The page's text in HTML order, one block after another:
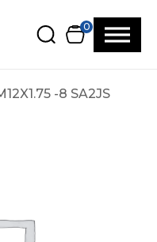
0
-8 SA2JS